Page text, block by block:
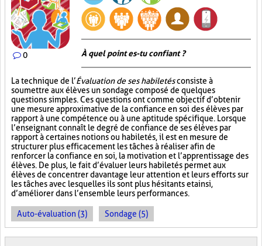
0 À quel point es-tu confiant ?
La technique de l’Évaluation de ses habiletésconsiste à
soumettre aux élèves un sondage composé de quelques
questions simples. Ces questions ont comme objectif d’obtenir
une mesure approximative de la confiance en soi des élèves par
rapport à une compétence ou à une aptitude spécifique. Lorsque
l’enseignant connaît le degré de confiance de ses élèves par
rapport à certaines notions ou habiletés, il est en mesure de
structurer plus efficacement les tâches à réaliser afin de
renforcer la confiance en soi, la motivation et l’apprentissage des
élèves. De plus, le fait d’évaluer leurs habiletés permet aux
élèves de concentrer davantage leur attention et leurs efforts sur
les tâches avec lesquelles ils sont plus hésitants et ainsi,
d’améliorer dans l’ensemble leurs performances.
Auto-évaluation (3) Sondage (5)